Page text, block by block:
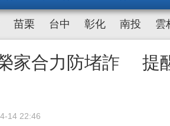
苗栗 台中 彰化 南投 雲
家合力防堵詐 提
14 22:46